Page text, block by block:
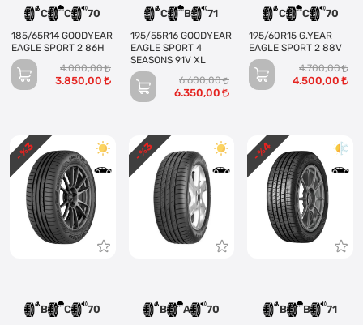
C C 70
185/65R14 GOODYEAR
EAGLE SPORT 2 86H
4.000,00
3.850,00
C B 71
195/55R16 GOODYEAR
EAGLE SPORT 4
SEASONS 91V XL
6.600,00
6.350,00
C C 70
195/60R15 G.YEAR
EAGLE SPORT 2 88V
4.700,00
4.500,00
B C 70
- %
3
B A 70
- %
3
B B 71
- %
4